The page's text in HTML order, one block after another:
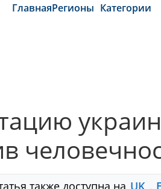
ГлавнаяРегионы Категории
также доступна на UK ,